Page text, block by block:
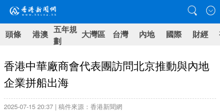
頭條 港澳 五年規
劃
大灣區 台灣 內地 國際 財經
香港中華廠商會代表團訪問北京推動與內地
企業拼船出海
2025-07-15 20:37 | 稿件來源：香港新聞網